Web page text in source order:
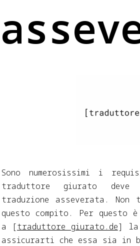
Sono numerosissimi i
traduttore giurato deve
traduzione asseverata.
questo compito. Per questo
a [traduttore giurato.de] la
assicurarti che essa sia in